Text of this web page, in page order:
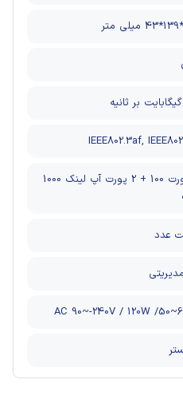
IEEE802.3af,
8 پورت 100 + 2 پورت آپ لینک 1000
عدد
AC 90~-240V / 120W /